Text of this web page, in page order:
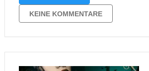
genauso spannend. Die Handlung
selbst war zwar unbekannt und unklar
aber doch irgendwie …
KEINE KOMMENTARE